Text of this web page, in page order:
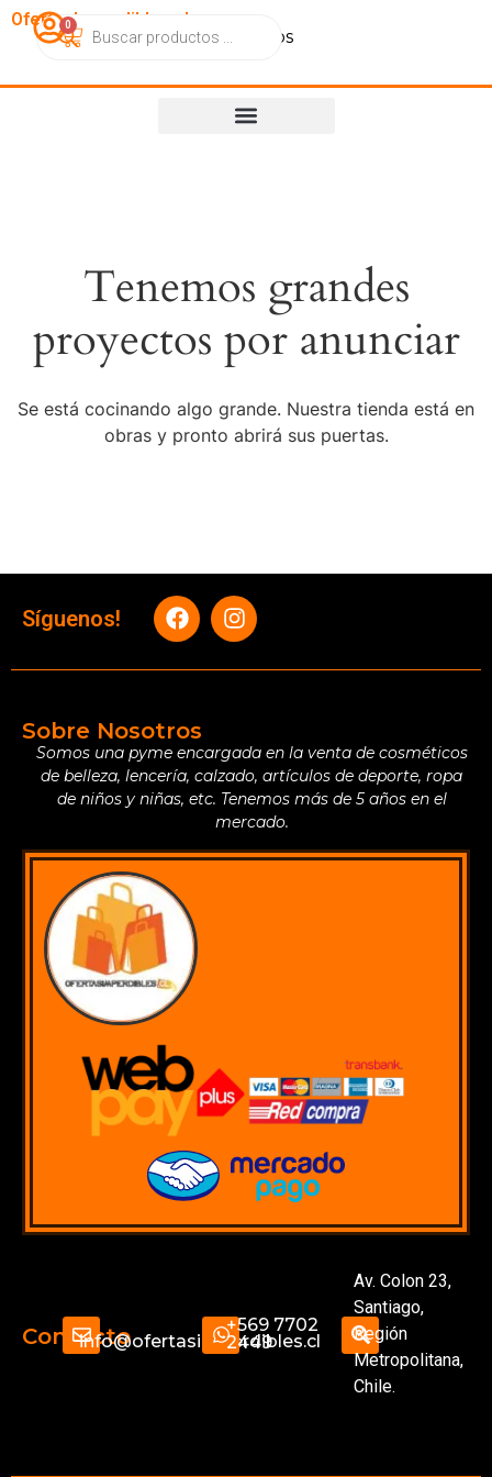
OfertasImperdibles.cl
CatálogoContactoNosotros
0
Tenemos grandes
proyectos por anunciar
Se está cocinando algo grande. Nuestra tienda está en
obras y pronto abrirá sus puertas.
Síguenos!
Sobre Nosotros
Somos una pyme encargada en la venta de cosméticos
de belleza, lencería, calzado, artículos de deporte, ropa
de niños y niñas, etc. Tenemos más de 5 años en el
mercado.
Contactoinfo@ofertasimperdibles.cl
+569 7702
2449
Av. Colon 23,
Santiago,
Región
Metropolitana,
Chile.